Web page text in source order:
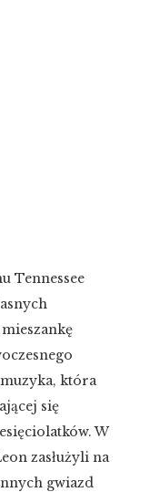
Tennessee
która
się
W
zasłużyli na
gwiazd